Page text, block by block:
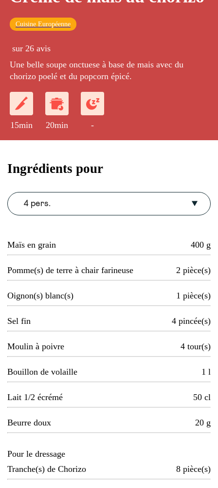
Cuisine Européenne
sur 26 avis
Une belle soupe onctuese à base de mais avec du
chorizo poelé et du popcorn épicé.
15min 20min -
Ingrédients pour
4 pers.
Maïs en grain 400 g
Pomme(s) de terre à chair farineuse 2 pièce(s)
Oignon(s) blanc(s) 1 pièce(s)
Sel fin 4 pincée(s)
Moulin à poivre 4 tour(s)
Bouillon de volaille 1 l
Lait 1/2 écrémé 50 cl
Beurre doux 20 g
Pour le dressage
Tranche(s) de Chorizo
8 pièce(s)